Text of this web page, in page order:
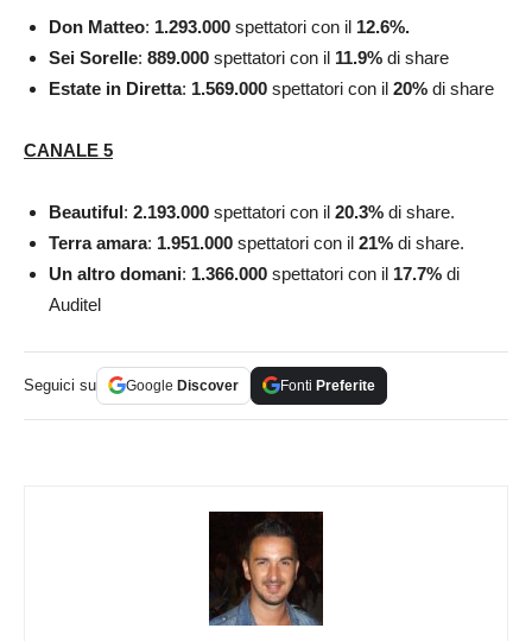
Don Matteo: 1.293.000 spettatori con il 12.6%.
Sei Sorelle: 889.000 spettatori con il 11.9% di share
Estate in Diretta: 1.569.000 spettatori con il 20% di share
CANALE 5
Beautiful: 2.193.000 spettatori con il 20.3% di share.
Terra amara: 1.951.000 spettatori con il 21% di share.
Un altro domani: 1.366.000 spettatori con il 17.7% di
Auditel
Seguici su Google Discover Fonti Preferite